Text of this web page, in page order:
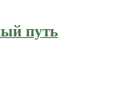
путь